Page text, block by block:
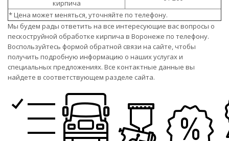
кирпича
* Цена может меняться, уточняйте по телефону.
Мы будем рады ответить на все интересующие вас вопросы о
пескоструйной обработке кирпича в Воронеже по телефону.
Воспользуйтесь формой обратной связи на сайте, чтобы
получить подробную информацию о наших услугах и
специальных предложениях. Все контактные данные вы
найдете в соответствующем разделе сайта.